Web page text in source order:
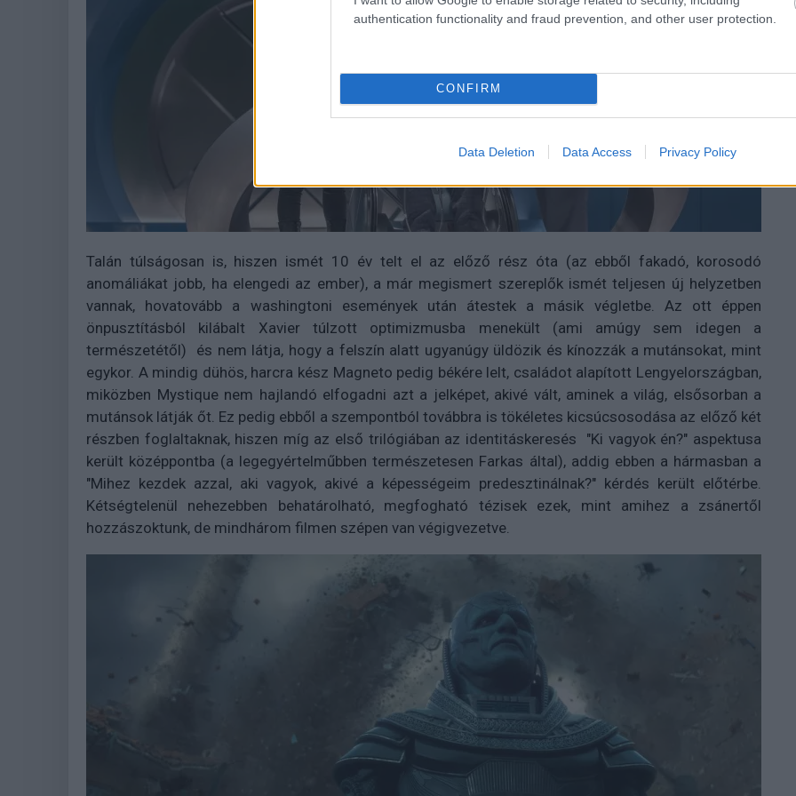
authentication functionality and fraud prevention, and other user protection.
CONFIRM
Data Deletion Data Access Privacy Policy
Talán túlságosan is, hiszen ismét 10 év telt el az előző rész óta (az ebből fakadó, korosodó
anomáliákat jobb, ha elengedi az ember), a már megismert szereplők ismét teljesen új helyzetben
vannak, hovatovább a washingtoni események után átestek a másik végletbe. Az ott éppen
önpusztításból kilábalt Xavier túlzott optimizmusba menekült (ami amúgy sem idegen a
természetétől) és nem látja, hogy a felszín alatt ugyanúgy üldözik és kínozzák a mutánsokat, mint
egykor. A mindig dühös, harcra kész Magneto pedig békére lelt, családot alapított Lengyelországban,
miközben Mystique nem hajlandó elfogadni azt a jelképet, akivé vált, aminek a világ, elsősorban a
mutánsok látják őt. Ez pedig ebből a szempontból továbbra is tökéletes kicsúcsosodása az előző két
részben foglaltaknak, hiszen míg az első trilógiában az identitáskeresés "Ki vagyok én?" aspektusa
került középpontba (a legegyértelműbben természetesen Farkas által), addig ebben a hármasban a
"Mihez kezdek azzal, aki vagyok, akivé a képességeim predesztinálnak?" kérdés került előtérbe.
Kétségtelenül nehezebben behatárolható, megfogható tézisek ezek, mint amihez a zsánertől
hozzászoktunk, de mindhárom filmen szépen van végigvezetve.